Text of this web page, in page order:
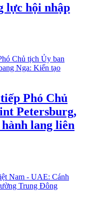
lực hội nhập
Phó Chủ
Petersburg,
lang liên